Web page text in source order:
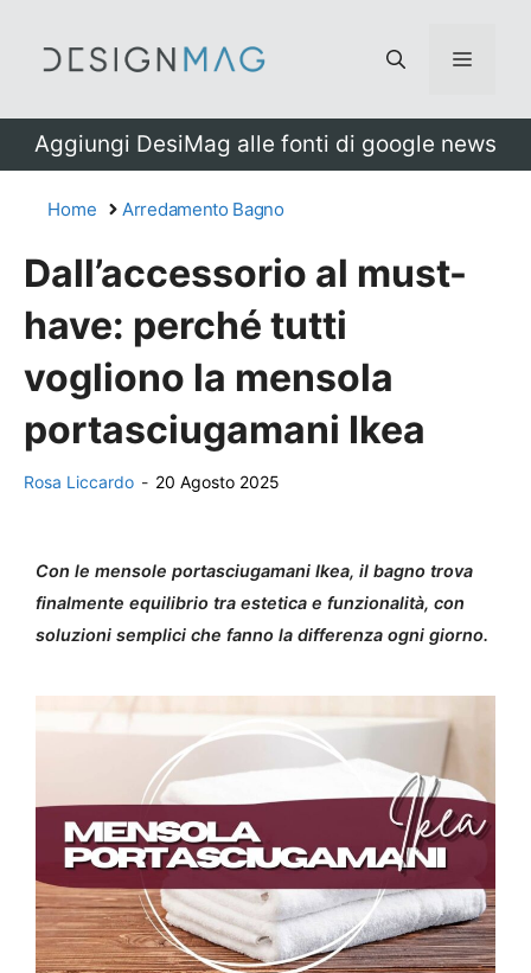
Menu
Aggiungi DesiMag alle fonti di google news
Home Arredamento Bagno
Dall’accessorio al must-
have: perché tutti
vogliono la mensola
portasciugamani Ikea
Rosa Liccardo - 20 Agosto 2025
Con le mensole portasciugamani Ikea, il bagno trova
finalmente equilibrio tra estetica e funzionalità, con
soluzioni semplici che fanno la differenza ogni giorno.